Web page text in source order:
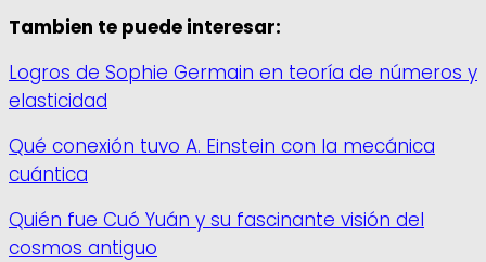
Tambien te puede interesar:
Logros de Sophie Germain en teoría de números y
elasticidad
Qué conexión tuvo A. Einstein con la mecánica
cuántica
Quién fue Cuó Yuán y su fascinante visión del
cosmos antiguo